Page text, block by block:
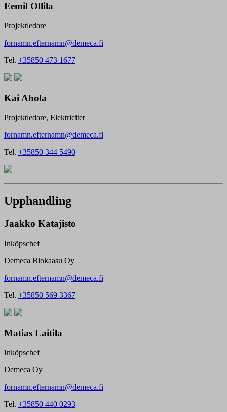
Eemil Ollila
Projektledare
fornamn.efternamn@demeca.fi
Tel. +35850 473 1677
Kai Ahola
Projektledare, Elektricitet
fornamn.efternamn@demeca.fi
Tel. +35850 344 5490
Upphandling
Jaakko Katajisto
Inköpschef
Demeca Biokaasu Oy
fornamn.efternamn@demeca.fi
Tel. +35850 569 3367
Matias Laitila
Inköpschef
Demeca Oy
fornamn.efternamn@demeca.fi
Tel. +35850 440 0293